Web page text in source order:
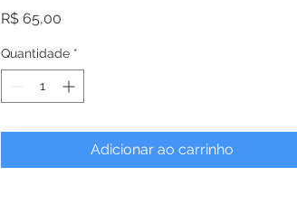
R$ 65,00
Quantidade *
Adicionar ao carrinho